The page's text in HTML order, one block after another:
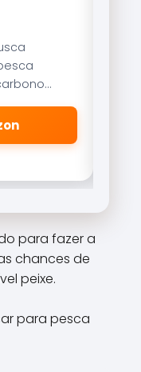
mercado brasileiro, a
velocidade de
com um sistema de
que evita as
na Amazon
para fazer a
chances de
peixe.